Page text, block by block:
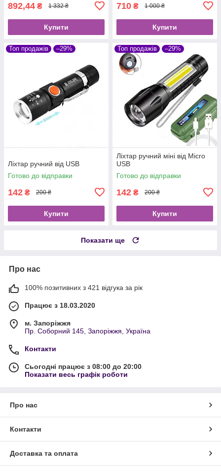
892,44 ₴ 1 332 ₴
Купити
710 ₴ 1 000 ₴
Купити
Топ продажів –29%
Ліхтар ручний від USB
Готово до відправки
142 ₴ 200 ₴
Купити
Топ продажів –29%
Ліхтар ручний міні від Micro
USB
Готово до відправки
142 ₴ 200 ₴
Купити
Показати ще
Про нас
100% позитивних з 421 відгука за рік
Працює з 18.03.2020
м. Запоріжжя
Пр. Соборний 145, Запоріжжя, Україна
Контакти
Сьогодні працює з 08:00 до 20:00
Показати весь графік роботи
Про нас
Контакти
Доставка та оплата